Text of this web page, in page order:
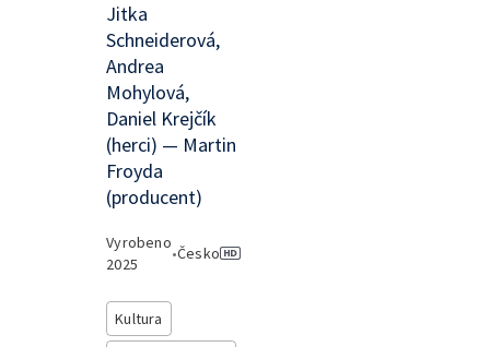
Jitka
Schneiderová,
Andrea
Mohylová,
Daniel Krejčík
(herci) — Martin
Froyda
(producent)
Vyrobeno
2025
•Česko
Kultura